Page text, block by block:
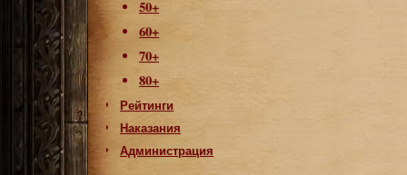
50+
60+
70+
80+
Рейтинги
Наказания
Администрация